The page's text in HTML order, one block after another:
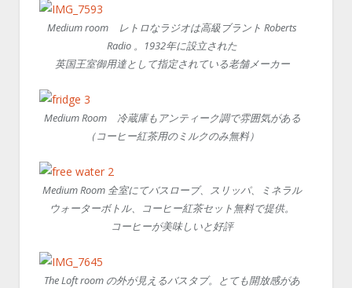
Medium room レトロなラジオは高級ブラント Roberts
Radio 。1932年に設立された
英国王室御用達として指定されている老舗メーカー
Medium Room 冷蔵庫もアンティーク調で雰囲気がある
（コーヒー紅茶用のミルクのみ無料）
Medium Room 全室にてバスローブ、スリッパ、ミネラル
ウォーターボトル、コーヒー紅茶セット無料で提供。
コーヒーが美味しいと好評
The Loft room の外が見えるバスタブ。とても開放感があ